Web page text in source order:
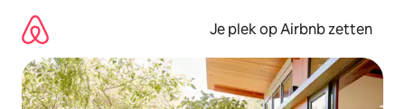
direct
naar
inhoud
Je plek op Airbnb zetten